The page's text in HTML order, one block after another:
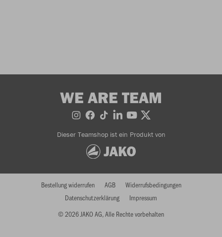
WE ARE TEAM
Dieser Teamshop ist ein Produkt von
© 2026 JAKO AG, Alle Rechte vorbehalten
Bestellung widerrufen AGB
Widerrufsbedingungen
Datenschutzerklärung
Impressum